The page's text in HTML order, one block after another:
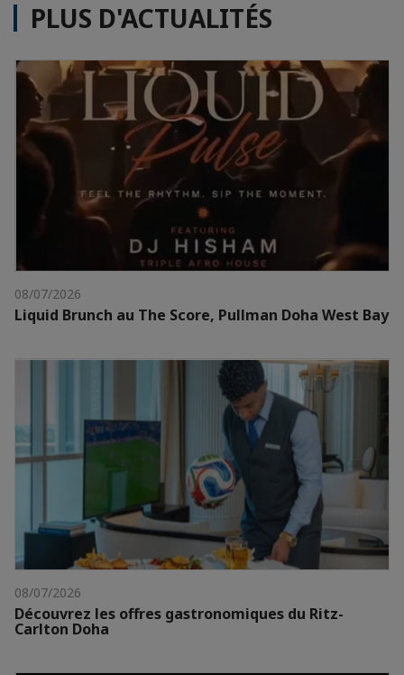
PLUS D'ACTUALITÉS
08/07/2026
Liquid Brunch au The Score, Pullman Doha West Bay
08/07/2026
Découvrez les offres gastronomiques du Ritz-
Carlton Doha